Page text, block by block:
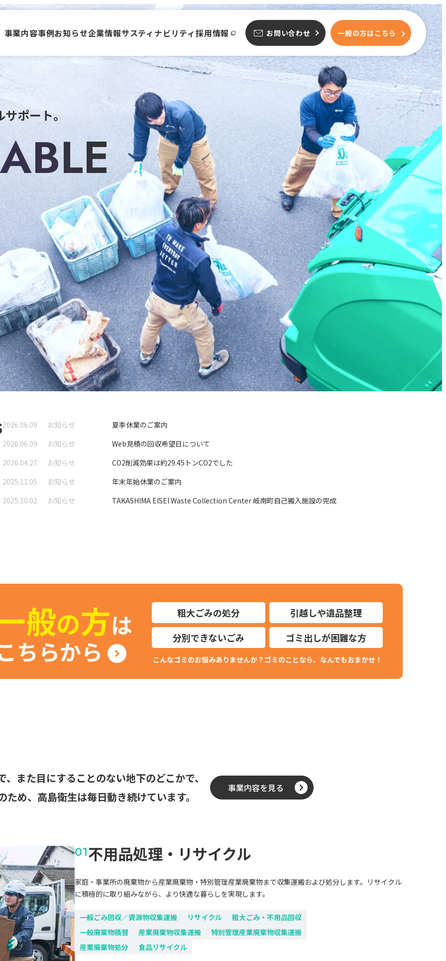
事業内容事例お知らせ企業情報サスティナビリティ採用情報 お問い合わせ 一般の方はこちら
ポート。
2026.06.09 お知らせ
夏季休業のご案内
2026.06.09
お知らせ
Web見積の回収希望日について
2026.04.27
お知らせ
CO2削減効果は約29.45トンCO2でした
2025.11.05
お知らせ
年末年始休業のご案内
2025.10.02
お知らせ TAKASHIMA EISEI Waste Collection Center 岐南町自己搬入施設の完成
般の方は
ちらから
粗大ごみの処分 引越しや遺品整理
分別できないごみ ゴミ出しが困難な方
こんなゴミのお悩みありませんか？ ゴミのことなら、なんでもおまかせ！
また目にすることのない地下のどこかで、
め、高島衛生は毎日動き続けています。
事業内容を見る
不用品処理・リサイクル
家庭・事業所の廃棄物から産業廃棄物・特別管理産業廃棄物まで収集運搬および処分します。リサイクル
に積極的に取り組みながら、より快適な暮らしを実現します。
一般ごみ回収／資源物収集運搬 リサイクル
粗大ごみ・不用品回収
一般廃棄物積替
産業廃棄物収集運搬
特別管理産業廃棄物収集運搬
産業廃棄物処分
食品リサイクル